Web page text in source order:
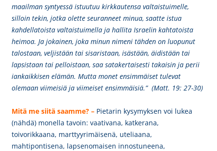
maailman syntyessä istuutuu kirkkautensa valtaistuimelle,
silloin tekin, jotka olette seuranneet minua, saatte istua
kahdellatoista valtaistuimella ja hallita Israelin kahtatoista
heimoa. Ja jokainen, joka minun nimeni tähden on luopunut
talostaan, veljistään tai sisaristaan, isästään, äidistään tai
lapsistaan tai pelloistaan, saa satakertaisesti takaisin ja perii
iankaikkisen elämän. Mutta monet ensimmäiset tulevat
olemaan viimeisiä ja viimeiset ensimmäisiä.” (Matt. 19: 27-30)
Mitä me siitä saamme? – Pietarin kysymyksen voi lukea
(nähdä) monella tavoin: vaativana, katkerana,
toivorikkaana, marttyyrimäisenä, uteliaana,
mahtipontisena, lapsenomaisen innostuneena,